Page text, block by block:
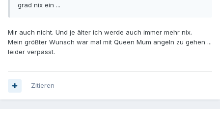
grad nix ein ...
Mir auch nicht. Und je älter ich werde auch immer mehr nix.
Mein größter Wunsch war mal mit Queen Mum angeln zu gehen ...
leider verpasst.
Zitieren